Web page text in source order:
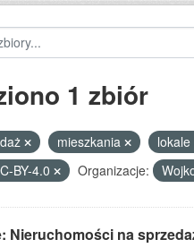
1 zbiór
mieszkania lokale
BY-4.0 Organizacje:
Nieruchomości na